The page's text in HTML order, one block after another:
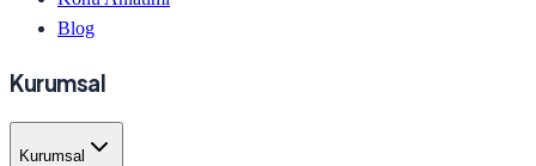
Blog
Kurumsal
Kurumsal